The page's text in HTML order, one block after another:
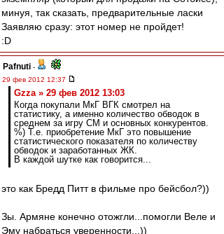
минуя, так сказать, предварительные ласки
Заявляю сразу: этот номер не пройдет!
:D
Pafnuti -
29 фев 2012 12:37
Gzza » 29 фев 2012 13:03
Когда покупали МкГ ВГК смотрел на
статистику, а именно количество обводок в
среднем за игру СМ и основных конкурентов.
%) Т.е. приобретение МкГ это повышение
статистического показателя по количеству
обводок и заработанных ЖК.
В каждой шутке как говорится...
это как Бредд Питт в фильме про бейсбол?))
Зы. Армяне конечно отожгли...помогли Веле и
Эму набраться уверенности...))